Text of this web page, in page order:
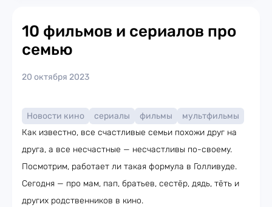
10 фильмов и сериалов про
семью
20 октября 2023
Новости кино сериалы фильмы
мультфильмы
Как известно, все счастливые семьи похожи друг на
друга, а все несчастные — несчастливы по-своему.
Посмотрим, работает ли такая формула в Голливуде.
Сегодня — про мам, пап, братьев, сестёр, дядь, тёть и
других родственников в кино.